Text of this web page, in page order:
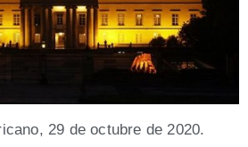
29 de octu­bre de 2020.